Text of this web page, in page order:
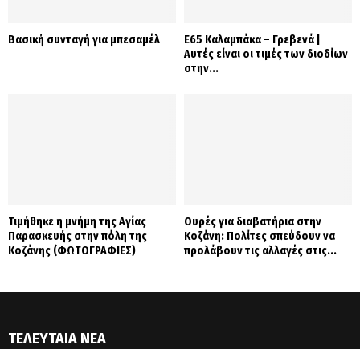
Βασική συνταγή για μπεσαμέλ
Ε65 Καλαμπάκα – Γρεβενά |
Αυτές είναι οι τιμές των διοδίων
στην...
Τιμήθηκε η μνήμη της Αγίας
Παρασκευής στην πόλη της
Κοζάνης (ΦΩΤΟΓΡΑΦΙΕΣ)
Ουρές για διαβατήρια στην
Κοζάνη: Πολίτες σπεύδουν να
προλάβουν τις αλλαγές στις...
ΤΕΛΕΥΤΑΊΑ ΝΈΑ